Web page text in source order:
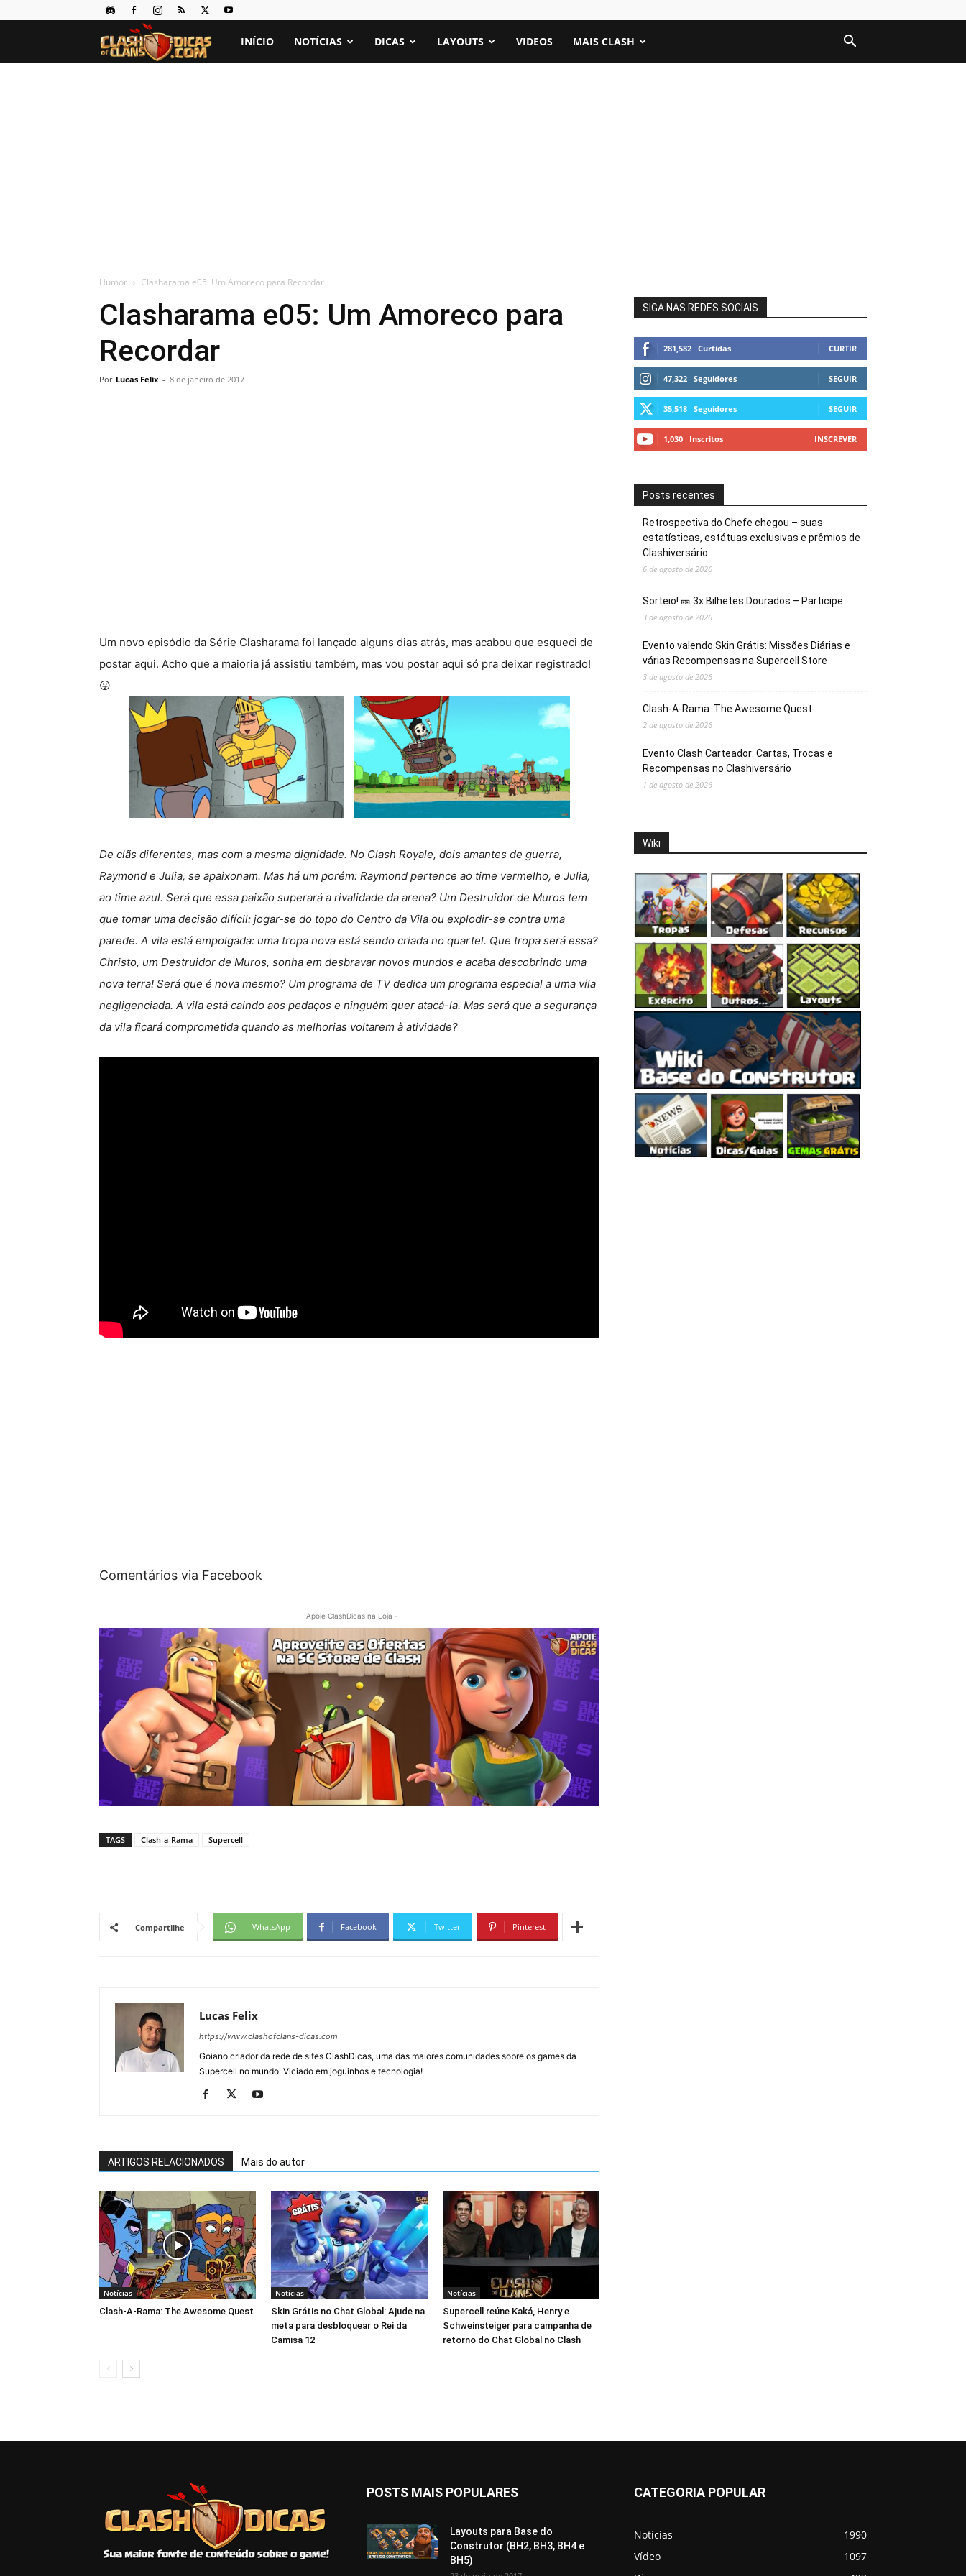
Clash
INÍCIO NOTÍCIAS DICAS LAYOUTS VIDEOS MAIS CLASH
Humor Clasharama e05: Um Amoreco para Recordar
Clasharama e05: Um Amoreco para
Recordar
Por Lucas Felix - 8 de janeiro de 2017
Um novo episódio da Série Clasharama foi lançado alguns dias atrás, mas acabou que esqueci de
postar aqui. Acho que a maioria já assistiu também, mas vou postar aqui só pra deixar registrado!
😛
De clãs diferentes, mas com a mesma dignidade. No Clash Royale, dois amantes de guerra,
Raymond e Julia, se apaixonam. Mas há um porém: Raymond pertence ao time vermelho, e Julia,
ao time azul. Será que essa paixão superará a rivalidade da arena? Um Destruidor de Muros tem
que tomar uma decisão difícil: jogar-se do topo do Centro da Vila ou explodir-se contra uma
parede. A vila está empolgada: uma tropa nova está sendo criada no quartel. Que tropa será essa?
Christo, um Destruidor de Muros, sonha em desbravar novos mundos e acaba descobrindo uma
nova terra! Será que é nova mesmo? Um programa de TV dedica um programa especial a uma vila
negligenciada. A vila está caindo aos pedaços e ninguém quer atacá-la. Mas será que a segurança
da vila ficará comprometida quando as melhorias voltarem à atividade?
Comentários via Facebook
- Apoie ClashDicas na Loja -
TAGS Clash-a-Rama Supercell
Compartilhe WhatsApp Facebook Twitter Pinterest
Lucas Felix
https://www.clashofclans-dicas.com
Goiano criador da rede de sites ClashDicas, uma das maiores comunidades sobre os games da
Supercell no mundo. Viciado em joguinhos e tecnologia!
ARTIGOS RELACIONADOS Mais do autor
Notícias
Clash-A-Rama: The Awesome Quest
Notícias
Skin Grátis no Chat Global: Ajude na
meta para desbloquear o Rei da
Camisa 12
Notícias
Supercell reúne Kaká, Henry e
Schweinsteiger para campanha de
retorno do Chat Global no Clash
SIGA NAS REDES SOCIAIS
281,582 Curtidas CURTIR
47,322 Seguidores SEGUIR
35,518 Seguidores SEGUIR
1,030 Inscritos INSCREVER
Posts recentes
Retrospectiva do Chefe chegou – suas
estatísticas, estátuas exclusivas e prêmios de
Clashiversário
6 de agosto de 2026
Sorteio! 🎫 3x Bilhetes Dourados – Participe
3 de agosto de 2026
Evento valendo Skin Grátis: Missões Diárias e
várias Recompensas na Supercell Store
3 de agosto de 2026
Clash-A-Rama: The Awesome Quest
2 de agosto de 2026
Evento Clash Carteador: Cartas, Trocas e
Recompensas no Clashiversário
1 de agosto de 2026
Wiki
POSTS MAIS POPULARES
Layouts para Base do
Construtor (BH2, BH3, BH4 e
BH5)
CATEGORIA POPULAR
Notícias
1990
Vídeo
1097